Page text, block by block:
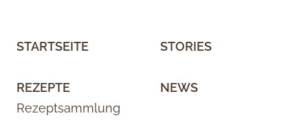
STARTSEITE
REZEPTE
Rezeptsammlung
STORIES
NEWS